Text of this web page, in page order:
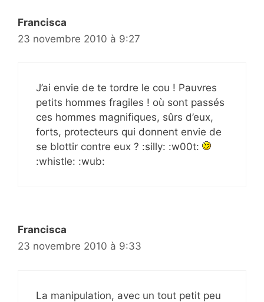
Francisca
23 novembre 2010 à 9:27
J’ai envie de te tordre le cou ! Pauvres
petits hommes fragiles ! où sont passés
ces hommes magnifiques, sûrs d’eux,
forts, protecteurs qui donnent envie de
se blottir contre eux ? :silly: :w00t:
:whistle: :wub:
Francisca
23 novembre 2010 à 9:33
La manipulation, avec un tout petit peu